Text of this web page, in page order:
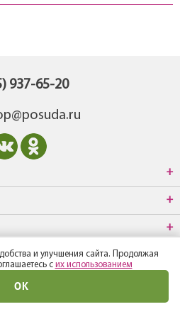
937-65-20
и улучшения сайта. Продолжая
с их использованием
ОК